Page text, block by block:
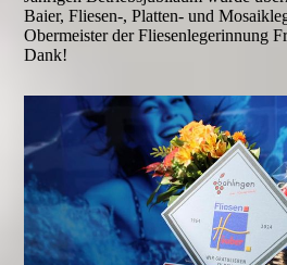
Baier, Fliesen-, Platten- und
Obermeister der Fliesenlegerinnung
Dank!